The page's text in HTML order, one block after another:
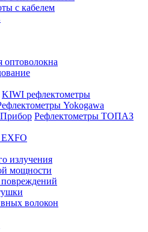
с кабелем
оптоволокна
KIWI рефлектометры
Yokogawa
Рефлектометры ТОПАЗ
излучения
мощности
волокон